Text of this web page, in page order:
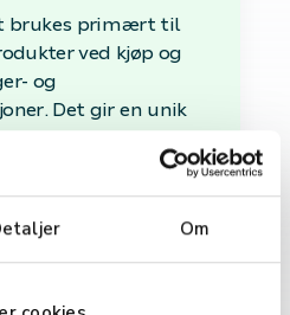
Om
brukes primært til
ved kjøp og
og
Det gir en unik
produkt, som
hente
spore
og administrere